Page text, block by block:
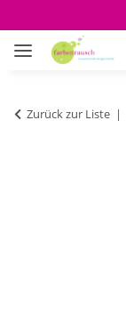
Zurück zur Liste